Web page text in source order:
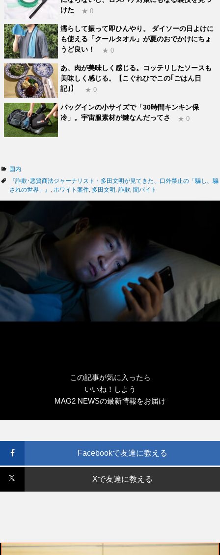
けた
★ 0
濡らして振って即ひんやり。 ダイソーの日よけに
も使える「クールタオル」が夏のおでかけにちょ
うど良い！
★ 0
あ、肉が美味しく感じる。コッテリしたソースも
美味しく感じる。【こぐれひでこの｢ごはん日
記｣】
★ 0
バッグインの小サイズで「30時間キンキン保
冷」。宇宙服素材が鍵なんだってさ
★ 0
カ
テ
ゴ
国内
タ
グ
『詐欺･悪質商法ジャーナリスト・多田文明が見てきた、口外禁止の「騙し、騙
されの世界」』
ホワイト案件 多田文明 詐欺 闇バイト
この記事が気に入ったら
いいね！しよう
MAG2 NEWSの最新情報をお届け
Facebookで友達に教える
Xで友達に教える